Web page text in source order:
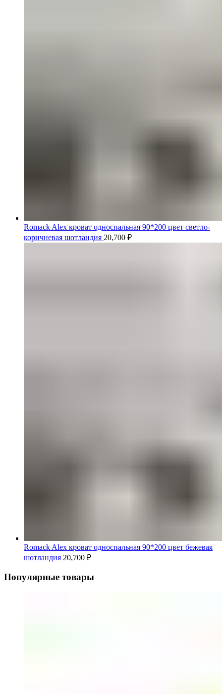
Romack Alex кроват односпальная 90*200 цвет светло-
коричневая шотландия 20,700 ₽
Romack Alex кроват односпальная 90*200 цвет бежевая
шотландия 20,700 ₽
Популярные товары